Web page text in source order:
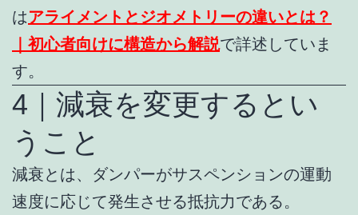
はアライメントとジオメトリーの違いとは？
｜初心者向けに構造から解説で詳述していま
す。
4｜減衰を変更するとい
うこと
減衰とは、ダンパーがサスペンションの運動
速度に応じて発生させる抵抗力である。